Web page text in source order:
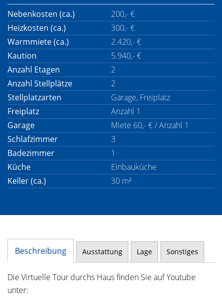
Nebenkosten (ca.)
200,- €
Heizkosten (ca.)
300,- €
Warmmiete (ca.)
2.420,- €
Kaution
5.940,- €
Anzahl Etagen
2
Anzahl Stellplätze
2
Stellplatzarten
Garage, Freiplatz
Freiplatz
Anzahl 1
Garage
Miete 60,- € / Anzahl 1
Schlafzimmer
3
Badezimmer
1
Küche
Einbauküche
Keller (ca.)
30 m²
Beschreibung Ausstattung Lage Sonstiges
Die Virtuelle Tour durchs Haus finden Sie auf Youtube
unter: